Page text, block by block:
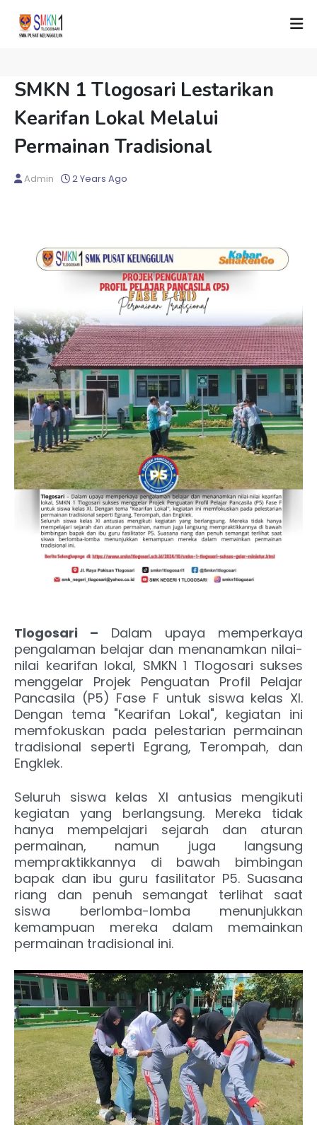
SMKN 1 Tlogosari Lestarikan
Kearifan Lokal Melalui
Permainan Tradisional
Admin 2 Years Ago
Tlogosari – Dalam upaya memperkaya
pengalaman belajar dan menanamkan nilai-
nilai kearifan lokal, SMKN 1 Tlogosari sukses
menggelar Projek Penguatan Profil Pelajar
Pancasila (P5) Fase F untuk siswa kelas XI.
Dengan tema "Kearifan Lokal", kegiatan ini
memfokuskan pada pelestarian permainan
tradisional seperti Egrang, Terompah, dan
Engklek.
Seluruh siswa kelas XI antusias mengikuti
kegiatan yang berlangsung. Mereka tidak
hanya mempelajari sejarah dan aturan
permainan, namun juga langsung
mempraktikkannya di bawah bimbingan
bapak dan ibu guru fasilitator P5. Suasana
riang dan penuh semangat terlihat saat
siswa berlomba-lomba menunjukkan
kemampuan mereka dalam memainkan
permainan tradisional ini.